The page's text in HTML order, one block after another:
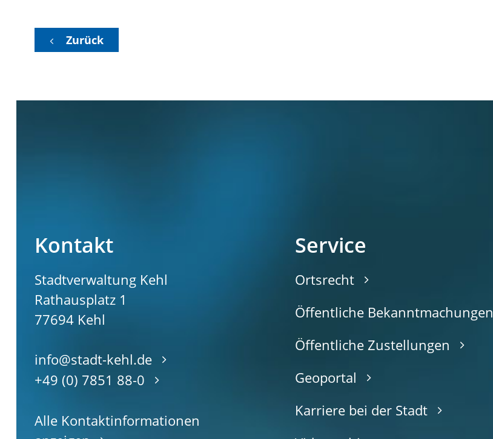
Zurück
Kontakt
Stadtverwaltung Kehl
Rathausplatz 1
77694 Kehl
info@stadt-kehl.de
+49 (0) 7851 88-0
Alle Kontaktinformationen
Service
Ortsrecht
Öffentliche Bekanntmachungen
Öffentliche Zustellungen
Geoportal
Karriere bei der Stadt